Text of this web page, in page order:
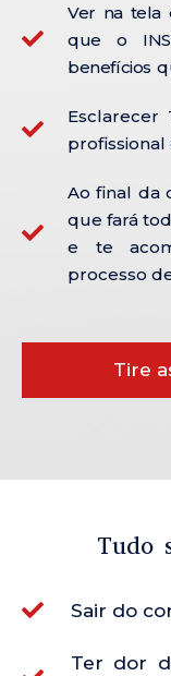
Ver na tela
que o
benefícios
Esclarecer
profissional
Ao final da
que fará
e te
processo
Tire
Tudo
Sair do
Ter dor